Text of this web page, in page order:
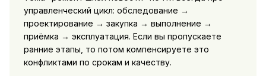
управленческий цикл: обследование →
проектирование → закупка → выполнение →
приёмка → эксплуатация. Если вы пропускаете
ранние этапы, то потом компенсируете это
конфликтами по срокам и качеству.